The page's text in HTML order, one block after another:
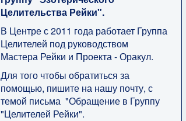
Целительства Рейки".
В Центре с 2011 года работает Группа
Целителей под руководством
Мастера Рейки и Проекта - Оракул.
Для того чтобы обратиться за
помощью, пишите на нашу почту, с
темой письма "Обращение в Группу
"Целителей Рейки".